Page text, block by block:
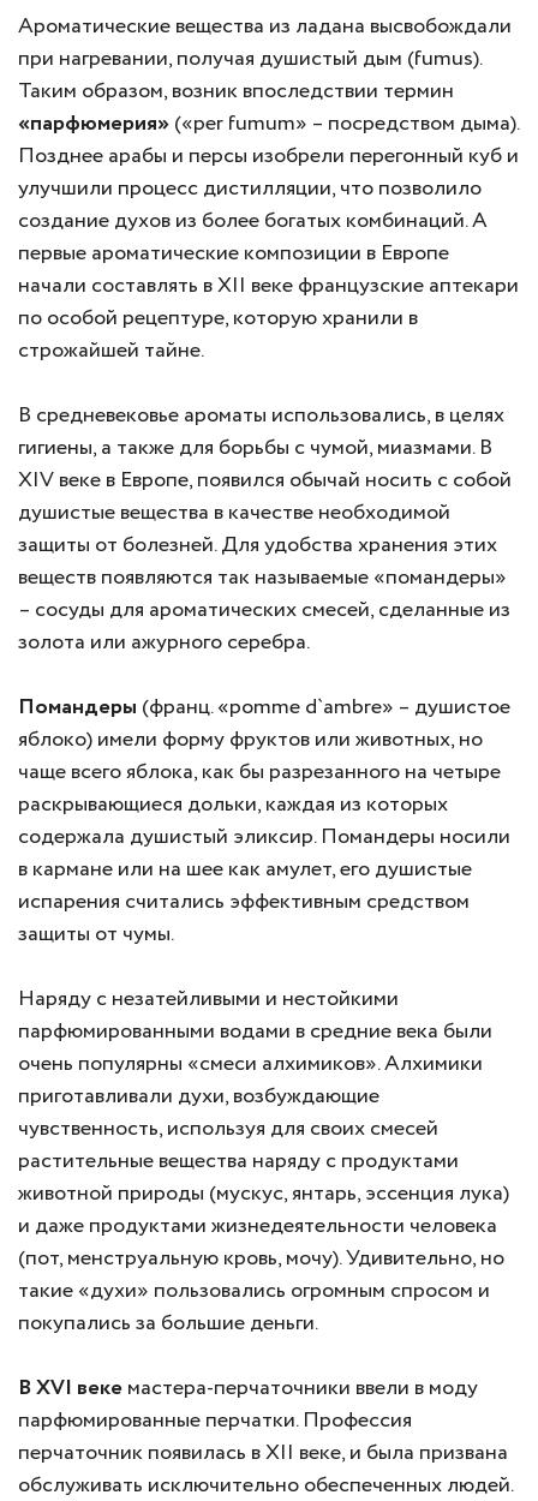
Ароматические вещества из ладана высвобождали
при нагревании, получая душистый дым (fumus).
Таким образом, возник впоследствии термин
«парфюмерия»(«per fumum» – посредством дыма).
Позднее арабы и персы изобрели перегонный куб и
улучшили процесс дистилляции, что позволило
создание духов из более богатых комбинаций. А
первые ароматические композиции в Европе
начали составлять в XII веке французские аптекари
по особой рецептуре, которую хранили в
строжайшей тайне.
В средневековье ароматы использовались, в целях
гигиены, а также для борьбы с чумой, миазмами. В
XIV веке в Европе, появился обычай носить с собой
душистые вещества в качестве необходимой
защиты от болезней. Для удобства хранения этих
веществ появляются так называемые «помандеры»
– сосуды для ароматических смесей, сделанные из
золота или ажурного серебра.
Помандеры (франц. «pomme d`ambre» – душистое
яблоко) имели форму фруктов или животных, но
чаще всего яблока, как бы разрезанного на четыре
раскрывающиеся дольки, каждая из которых
содержала душистый эликсир. Помандеры носили
в кармане или на шее как амулет, его душистые
испарения считались эффективным средством
защиты от чумы.
Наряду с незатейливыми и нестойкими
парфюмированными водами в средние века были
очень популярны «смеси алхимиков». Алхимики
приготавливали духи, возбуждающие
чувственность, используя для своих смесей
растительные вещества наряду с продуктами
животной природы (мускус, янтарь, эссенция лука)
и даже продуктами жизнедеятельности человека
(пот, менструальную кровь, мочу). Удивительно, но
такие «духи» пользовались огромным спросом и
покупались за большие деньги.
В XVI векемастера-перчаточники ввели в моду
парфюмированные перчатки. Профессия
перчаточник появилась в XII веке, и была призвана
обслуживать исключительно обеспеченных людей.